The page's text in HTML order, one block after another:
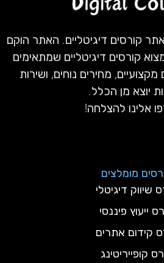
קורסים דיגיטליים. האתר הוקם
קורסים דיגיטליים שמתאימים
מחירים נוחים, ושירות
יוצא מן הכלל.
אלינו להצלחה!
מומלצים
שיווק דיגיטלי
ייעוץ פיננסי
קידום אתרים
קופייריטינג